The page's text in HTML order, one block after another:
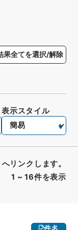
果全てを選択/解除
1 ~ 16件を表示
表示スタイル
リンクします。
件名